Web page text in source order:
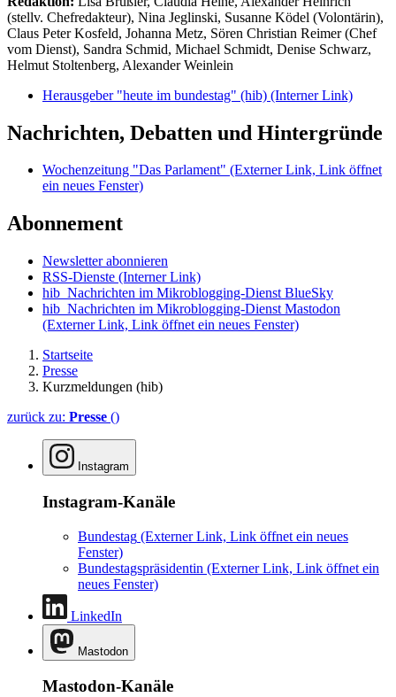
(stellv. Chefredakteur), Nina Jeglinski, Susanne Ködel (Volontärin),
Claus Peter Kosfeld, Johanna Metz, Sören Christian Reimer (Chef
vom Dienst), Sandra Schmid, Michael Schmidt, Denise Schwarz,
Helmut Stoltenberg, Alexander Weinlein
Herausgeber "heute im bundestag" (hib) (Interner Link)
Nachrichten, Debatten und Hintergründe
Wochenzeitung "Das Parlament" (Externer Link, Link öffnet
ein neues Fenster)
Abonnement
Newsletter abonnieren
RSS-Dienste (Interner Link)
hib_Nachrichten im Mikroblogging-Dienst BlueSky
hib_Nachrichten im Mikroblogging-Dienst Mastodon
(Externer Link, Link öffnet ein neues Fenster)
Startseite
Presse
Kurzmeldungen (hib)
zurück zu: Presse ()
Instagram
Instagram-Kanäle
Bundestag (Externer Link, Link öffnet ein neues
Fenster)
Bundestagspräsidentin (Externer Link, Link öffnet ein
neues Fenster)
LinkedIn
Mastodon
Mastodon-Kanäle